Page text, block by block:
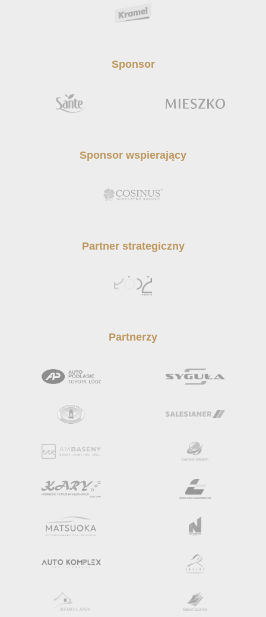
Sponsor
Sponsor wspierający
Partner strategiczny
Partnerzy